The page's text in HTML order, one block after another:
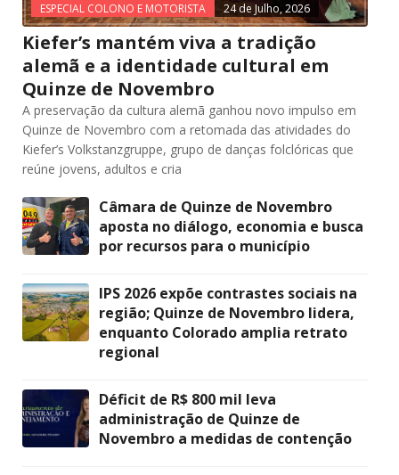
ESPECIAL COLONO E MOTORISTA 24 de Julho, 2026
Kiefer’s mantém viva a tradição
alemã e a identidade cultural em
Quinze de Novembro
A preservação da cultura alemã ganhou novo impulso em
Quinze de Novembro com a retomada das atividades do
Kiefer’s Volkstanzgruppe, grupo de danças folclóricas que
reúne jovens, adultos e cria
Câmara de Quinze de Novembro
aposta no diálogo, economia e busca
por recursos para o município
IPS 2026 expõe contrastes sociais na
região; Quinze de Novembro lidera,
enquanto Colorado amplia retrato
regional
Déficit de R$ 800 mil leva
administração de Quinze de
Novembro a medidas de contenção